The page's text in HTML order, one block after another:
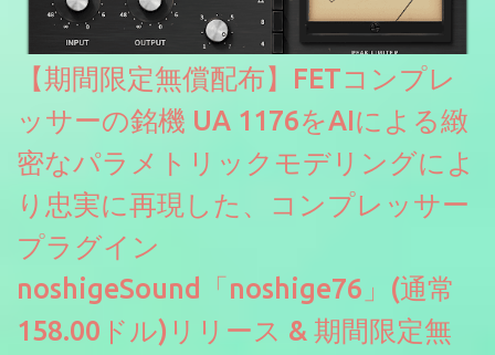
ELYSIONは違います。ビンテージシンセを含む様々な音源から、
複数のベロシティレイヤーにわたって録音し、各レイヤーを整形
することで、弱く演奏した場合と強く演奏した場合で、全く異な
る音色が得られます。単に音量を変えただけの同じ音ではありま
せん。
【期間限定無償配布】FETコンプレ
ッサーの銘機 UA 1176をAIによる緻
密なパラメトリックモデリングによ
り忠実に再現した、コンプレッサー
プラグイン
noshigeSound「noshige76」(通常
158.00ドル)リリース & 期間限定無